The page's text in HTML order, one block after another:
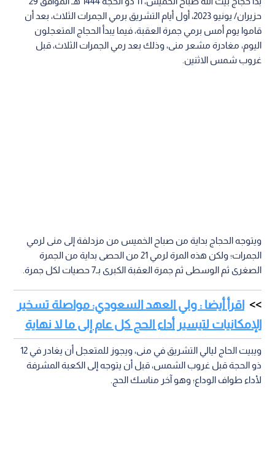
حزيران/ يونيو 2023، أول أيام التشريق برمي الجمرات الثلاث، بعد أن
قاموا يوم أمس برمي جمرة العقبة، فيما يبدأ الحجاج المتعجلون
اليوم، مغادرة مشعر منى، وذلك بعد رمي الجمرات الثلاث، قبل
غروب شمس الاثنين.
ويتوجه الحجاج بداية من صباح الخميس من مزدلفة إلى منى لرمي
الجمرات؛ ولكن هذه المرة لرمي 21 من الحصى بداية من الجمرة
الصغرى ثم الوسطى ثم جمرة العقبة الكبرى بـ7 حصيات لكل جمرة.
اقرأ أيضا : ولي العهد السعودي: مواصلة تسخير
الإمكانيات لتيسير أداء الحج كل عام إلى ما لا نهاية
ويبيت الحاج ليالي التشريق في منى، ويجوز للمتعجل أن يغادر في 12
ذو الحجة قبل غروب الشمس، قبل أن يتوجه إلى الكعبة المشرفة
لأداء طواف الوداع؛ وهو آخر مناسك الحج.